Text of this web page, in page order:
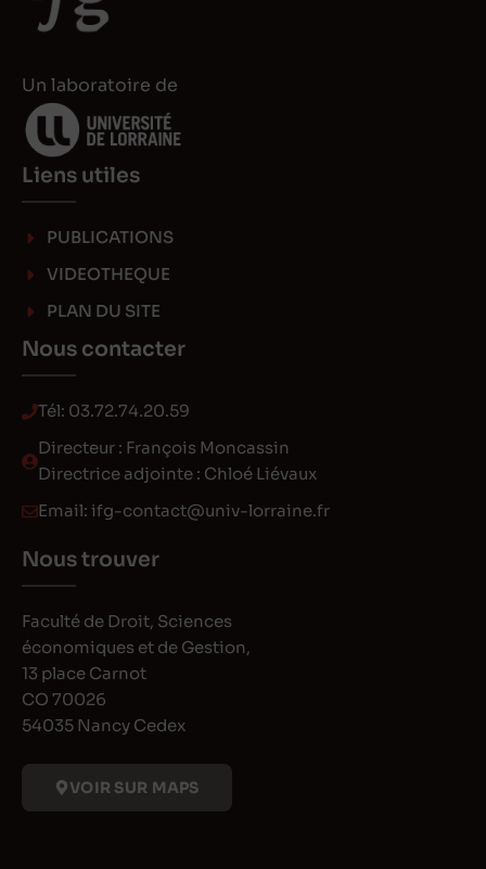
n
Un laboratoire de
Liens utiles
PUBLICATIONS
VIDEOTHEQUE
PLAN DU SITE
Nous contacter
Tél: 03.72.74.20.59
Directeur : François Moncassin
Directrice adjointe : Chloé Liévaux
Email: ifg-contact@univ-lorraine.fr
Nous trouver
Faculté de Droit, Sciences
économiques et de Gestion,
13 place Carnot
CO 70026
54035 Nancy Cedex
VOIR SUR MAPS